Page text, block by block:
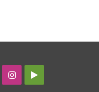
Instagram